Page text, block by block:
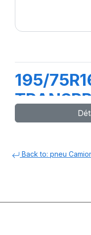
195/
Back to: pneu